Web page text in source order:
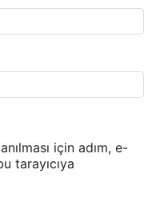
için adım, e-
tarayıcıya